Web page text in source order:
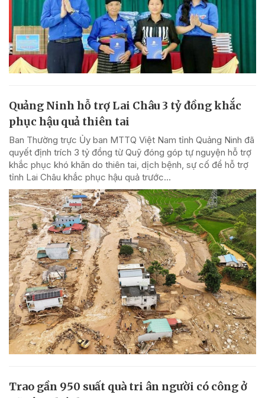
Quảng Ninh hỗ trợ Lai Châu 3 tỷ đồng khắc
phục hậu quả thiên tai
Ban Thường trực Ủy ban MTTQ Việt Nam tỉnh Quảng Ninh đã
quyết định trích 3 tỷ đồng từ Quỹ đóng góp tự nguyện hỗ trợ
khắc phục khó khăn do thiên tai, dịch bệnh, sự cố để hỗ trợ
tỉnh Lai Châu khắc phục hậu quả trước...
Trao gần 950 suất quà tri ân người có công ở